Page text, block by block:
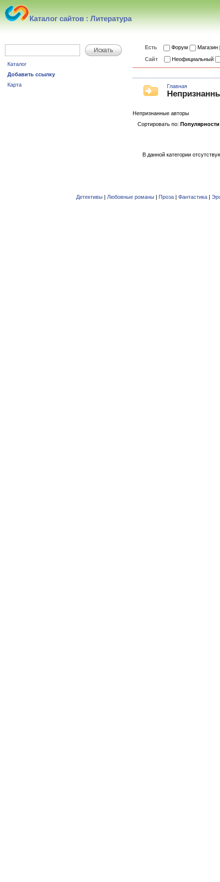
Каталог сайтов : Литература
Искать
Каталог
Добавить ссылку
Карта
Есть Форум
Магазин
Сайт
Неофициальный
Главная
Непризнанные авторы
Сортировать по: Популярности
В данной категории
Детективы | Любовные романы | Проза | Фантастика |